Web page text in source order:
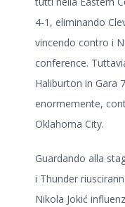
4-1, eliminando
vincendo contro i
conference.
Haliburton in Gara
enormemente,
Oklahoma City.
Guardando alla
i Thunder
Nikola Jokić